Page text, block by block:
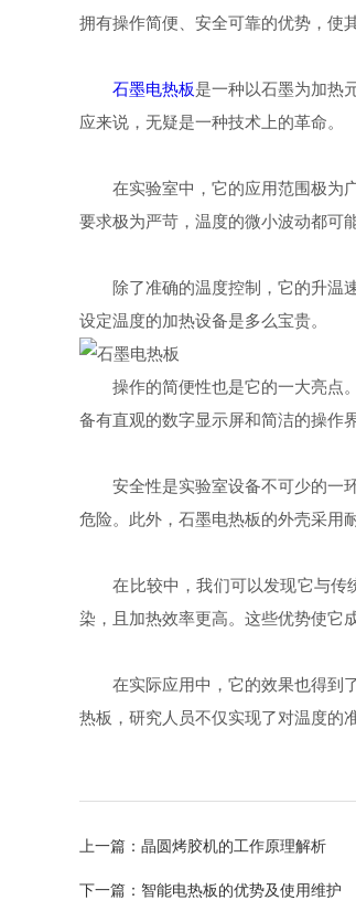
拥有操作简便、安全可靠的优势，使
石墨电热板是一种以石墨为加热
应来说，无疑是一种技术上的革命。
在实验室中，它的应用范围极为广
要求极为严苛，温度的微小波动都可
除了准确的温度控制，它的升温速
设定温度的加热设备是多么宝贵。
操作的简便性也是它的一大亮点。
备有直观的数字显示屏和简洁的操作
安全性是实验室设备不可少的一环
危险。此外，石墨电热板的外壳采用
在比较中，我们可以发现它与传统
染，且加热效率更高。这些优势使它
在实际应用中，它的效果也得到了
热板，研究人员不仅实现了对温度的
上一篇： 晶圆烤胶机的工作原理解析
下一篇： 智能电热板的优势及使用维护